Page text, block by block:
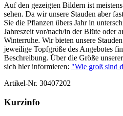
Auf den gezeigten Bildern ist
sehen. Da wir unsere Stauden aber
Sie die Pflanzen übers Jahr in
Jahreszeit vor/nach/in der Blüte oder
Winterruhe. Wir bieten unsere
jeweilige Topfgröße des Angebotes
Beschreibung. Über die Größe
sich hier informieren: "Wie groß sind
Artikel-Nr. 30407202
Kurzinfo